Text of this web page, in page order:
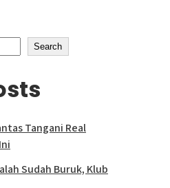
Search
Tangani Real
Sudah Buruk, Klub